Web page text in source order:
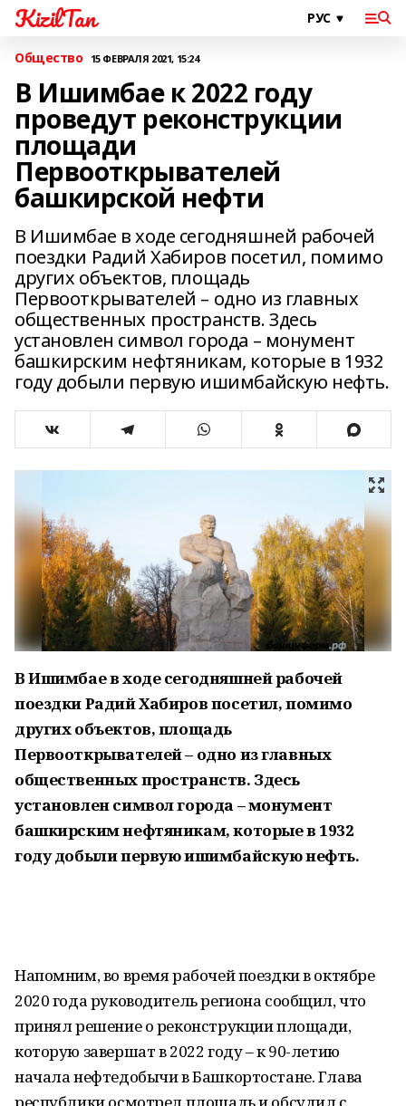
KizilTan
Общество 15 ФЕВРАЛЯ 2021, 15:24
В Ишимбае к 2022 году
проведут реконструкции
площади
Первооткрывателей
башкирской нефти
В Ишимбае в ходе сегодняшней рабочей
поездки Радий Хабиров посетил, помимо
других объектов, площадь
Первооткрывателей – одно из главных
общественных пространств. Здесь
установлен символ города – монумент
башкирским нефтяникам, которые в 1932
году добыли первую ишимбайскую нефть.
В Ишимбае в ходе сегодняшней рабочей
поездки Радий Хабиров посетил, помимо
других объектов, площадь
Первооткрывателей – одно из главных
общественных пространств. Здесь
установлен символ города – монумент
башкирским нефтяникам, которые в 1932
году добыли первую ишимбайскую нефть.
Напомним, во время рабочей поездки в октябре
2020 года руководитель региона сообщил, что
принял решение о реконструкции площади,
которую завершат в 2022 году – к 90-летию
начала нефтедобычи в Башкортостане. Глава